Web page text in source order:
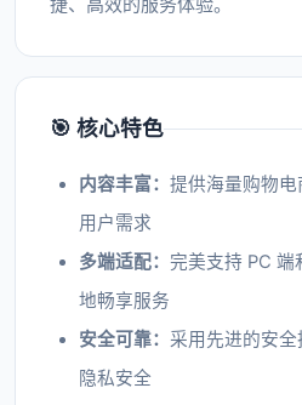
🎯 核心特色
内容丰富： 提供海量购物
用户需求
多端适配： 完美支持 PC 端
地畅享服务
安全可靠： 采用先进的安
隐私安全